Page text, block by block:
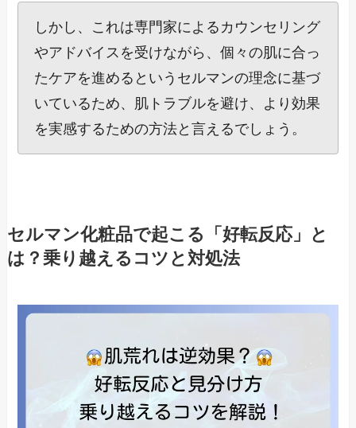
しかし、これは専門家によるカウンセリング
やアドバイスを受けながら、個々の肌に合っ
たケアを進めるというセルマンの理念に基づ
いているため、肌トラブルを避け、より効果
を実感するための方法と言えるでしょう。
セルマン化粧品で起こる「好転反応」と
は？乗り越えるコツと対処法